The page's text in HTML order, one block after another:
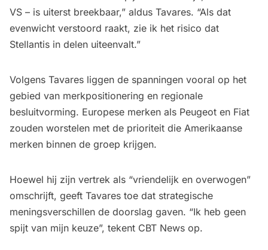
VS – is uiterst breekbaar,” aldus Tavares. “Als dat
evenwicht verstoord raakt, zie ik het risico dat
Stellantis in delen uiteenvalt.”
Volgens Tavares liggen de spanningen vooral op het
gebied van merkpositionering en regionale
besluitvorming. Europese merken als Peugeot en Fiat
zouden worstelen met de prioriteit die Amerikaanse
merken binnen de groep krijgen.
Hoewel hij zijn vertrek als “vriendelijk en overwogen”
omschrijft, geeft Tavares toe dat strategische
meningsverschillen de doorslag gaven. “Ik heb geen
spijt van mijn keuze”, tekent CBT News op.